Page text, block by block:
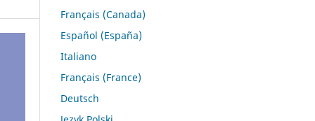
Français (Canada)
Español (España)
Italiano
Français (France)
Deutsch